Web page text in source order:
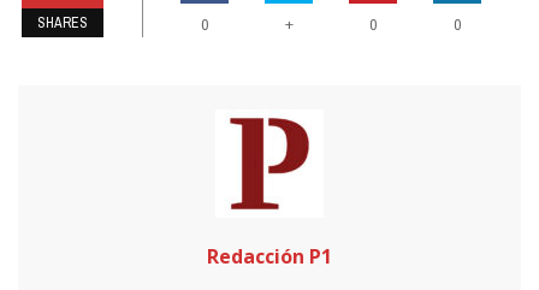
SHARES 0 + 0 0
Redacción P1